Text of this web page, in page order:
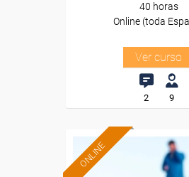
40 horas
Online (toda
Ver curso
2 9
ONLINE